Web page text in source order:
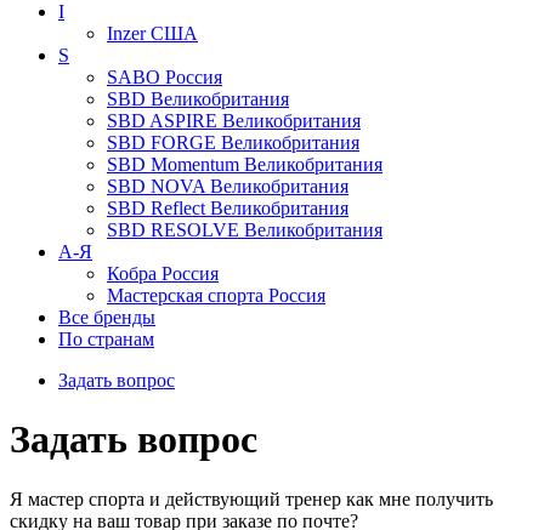
I
InzerСША
S
SABO Россия
SBD Великобритания
SBD ASPIRE Великобритания
SBD FORGE Великобритания
SBD Momentum Великобритания
SBD NOVA Великобритания
SBD Reflect Великобритания
SBD RESOLVE Великобритания
А-Я
Кобра Россия
Мастерская спорта Россия
Все бренды
По странам
Задать вопрос
Задать вопрос
Я мастер спорта и действующий тренер как мне получить
скидку на ваш товар при заказе по почте?